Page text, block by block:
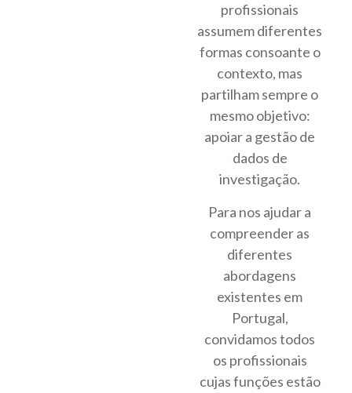
profissionais
assumem diferentes
formas consoante o
contexto, mas
partilham sempre o
mesmo objetivo:
apoiar a gestão de
dados de
investigação.
Para nos ajudar a
compreender as
diferentes
abordagens
existentes em
Portugal,
convidamos todos
os profissionais
cujas funções estão